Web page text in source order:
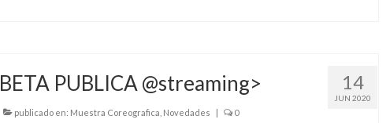
14
JUN 2020
BETA PUBLICA @streaming>
publicado en: Muestra Coreografica Novedades | 0